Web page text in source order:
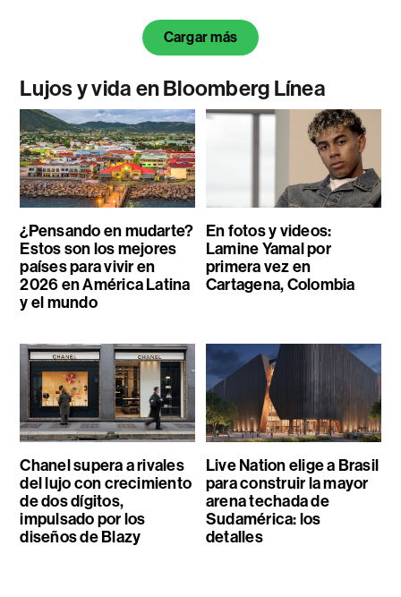
Cargar más
Lujos y vida en Bloomberg Línea
¿Pensando en mudarte?
Estos son los mejores
países para vivir en
2026 en América Latina
y el mundo
En fotos y videos:
Lamine Yamal por
primera vez en
Cartagena, Colombia
Chanel supera a rivales
del lujo con crecimiento
de dos dígitos,
impulsado por los
diseños de Blazy
Live Nation elige a Brasil
para construir la mayor
arena techada de
Sudamérica: los
detalles